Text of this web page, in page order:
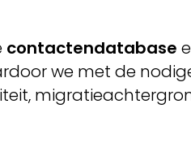
contactendatabase
we met de